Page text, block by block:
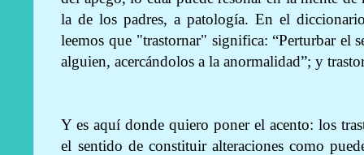
la de los padres, a patología. En el
leemos que "trastornar" significa: “Perturbar el
alguien, acercándolos a la anormalidad”; y
Y es aquí donde quiero poner el acento: los
el sentido de constituir alteraciones como